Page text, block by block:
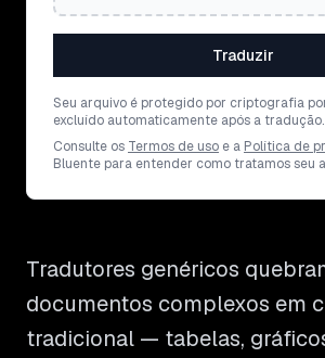
Traduzir
Seu arquivo é protegido por criptografia
excluído automaticamente após a tradução.
Consulte os Termos de uso e a Política de
Bluente para entender como tratamos seu
Tradutores genéricos
documentos complexos em
tradicional — tabelas,